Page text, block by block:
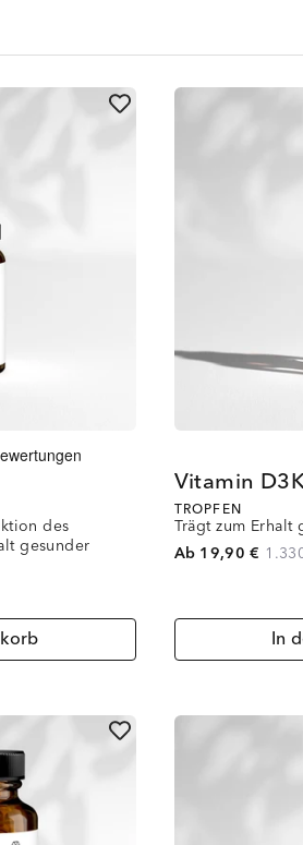
des
gesunder
Vitamin
TROPFEN
Trägt zum
Ab 19,90 €
In